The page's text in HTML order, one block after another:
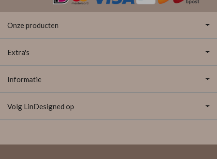
Onze producten
Extra's
Informatie
Volg LinDesigned op